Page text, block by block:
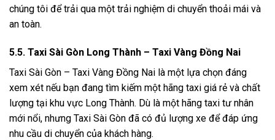
chúng tôi để trải qua một trải nghiệm di chuyển thoải mái và
an toàn.
5.5. Taxi Sài Gòn Long Thành – Taxi Vàng Đồng Nai
Taxi Sài Gòn – Taxi Vàng Đồng Nai là một lựa chọn đáng
xem xét nếu bạn đang tìm kiếm một hãng taxi giá rẻ và chất
lượng tại khu vực Long Thành. Dù là một hãng taxi tư nhân
mới nổi, nhưng Taxi Sài Gòn đã có đủ lượng xe để đáp ứng
nhu cầu di chuyển của khách hàng.